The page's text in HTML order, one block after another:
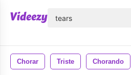
Chorar Triste Chorando